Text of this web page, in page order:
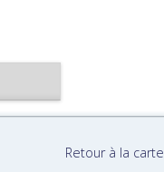
Retour à la carte